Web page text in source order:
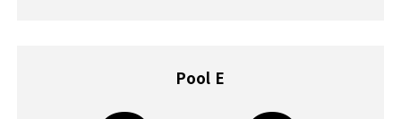
Pool E